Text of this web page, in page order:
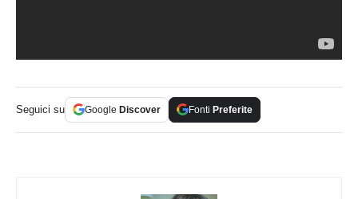
Seguici su Google Discover Fonti Preferite